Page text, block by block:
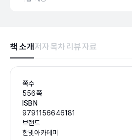
책 소개 저자목차 리뷰 자료
쪽수
556쪽
ISBN
9791156646181
브랜드
한빛아카데미